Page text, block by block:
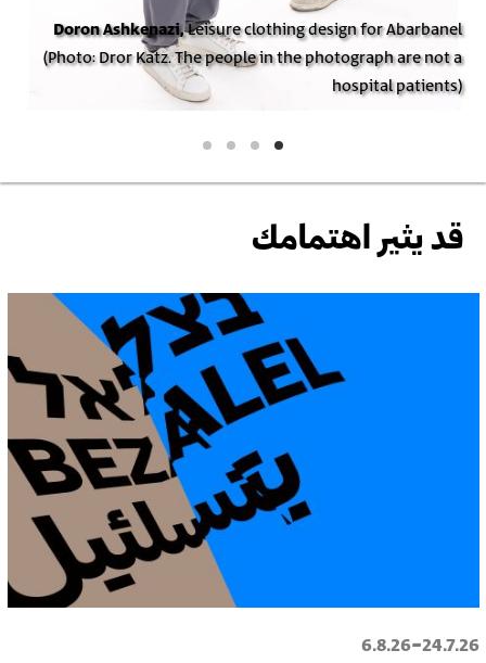
Doron Ashkenazi,Leisure clothing design for Abarbanel
(Photo: Dror Katz. The people in the photograph are not a
hospital patients)
قد يثير اهتمامك
24.7.26
-
6.8.26